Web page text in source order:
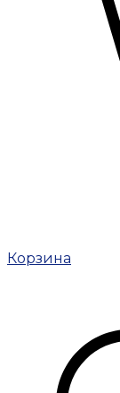
Корзина